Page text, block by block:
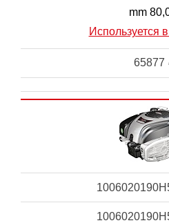
mm
Используется
65877